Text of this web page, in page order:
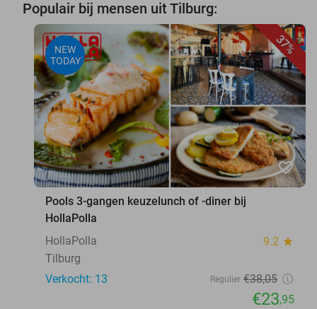
Populair bij mensen uit Tilburg:
37%
NEW
TODAY
favorite_border
Pools 3-gangen keuzelunch of -diner bij
HollaPolla
HollaPolla
9.2 star
Tilburg
Verkocht: 13
Regulier €38,05
€23,95